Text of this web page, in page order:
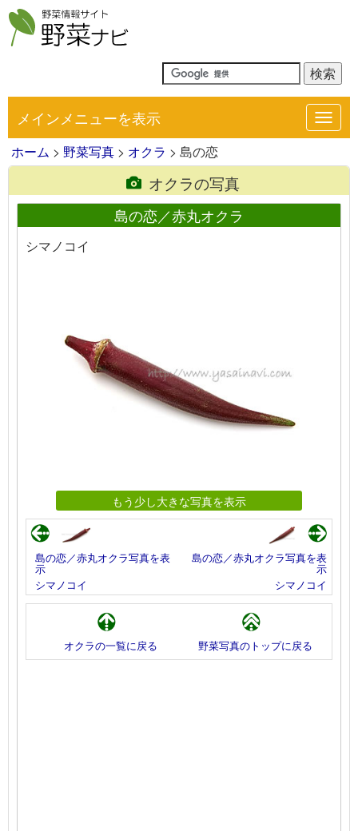
メインメニューを表示
ホーム > 野菜写真 > オクラ > 島の恋
オクラの写真
島の恋／赤丸オクラ
シマノコイ
もう少し大きな写真を表示
島の恋／赤丸オクラ写真を表
示
シマノコイ
島の恋／赤丸オクラ写真を表
示
シマノコイ
オクラの一覧に戻る 野菜写真のトップに戻る